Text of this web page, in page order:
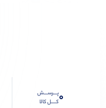
0پـــرســـش
کــــل کالا